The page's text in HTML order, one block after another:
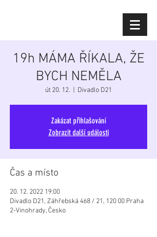
19h MÁMA ŘÍKALA, ŽE
BYCH NEMĚLA
út 20. 12. Divadlo D21
Zakázat přihlašování
Zobrazit další události
Čas a místo
20. 12. 2022 19:00
Divadlo D21, Záhřebská 468 / 21, 120 00 Praha
2-Vinohrady, Česko